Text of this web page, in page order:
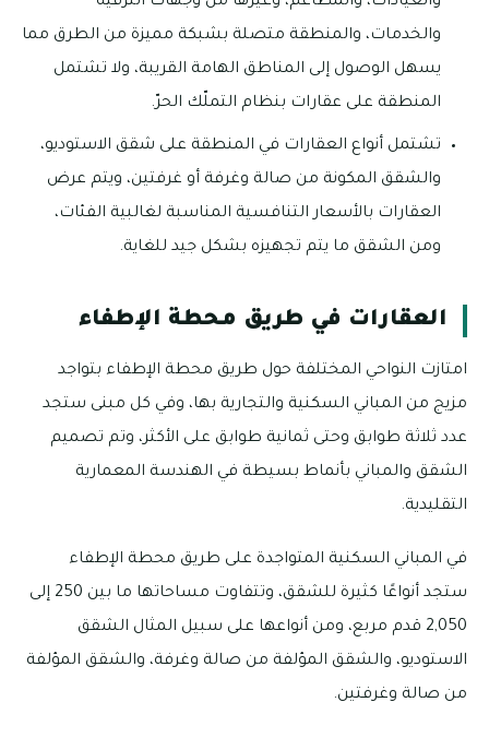
والخدمات، والمنطقة متصلة بشبكة مميزة من الطرق مما
يسهل الوصول إلى المناطق الهامة القريبة، ولا تشتمل
المنطقة على عقارات بنظام التملّك الحرّ.
تشتمل أنواع العقارات في المنطقة على شقق الاستوديو،
والشقق المكونة من صالة وغرفة أو غرفتين، ويتم عرض
العقارات بالأسعار التنافسية المناسبة لغالبية الفئات،
ومن الشقق ما يتم تجهيزه بشكل جيد للغاية.
العقارات في طريق محطة الإطفاء
امتازت النواحي المختلفة حول طريق محطة الإطفاء بتواجد
مزيج من المباني السكنية والتجارية بها، وفي كل مبنى ستجد
عدد ثلاثة طوابق وحتى ثمانية طوابق على الأكثر، وتم تصميم
الشقق والمباني بأنماط بسيطة في الهندسة المعمارية
التقليدية.
في المباني السكنية المتواجدة على طريق محطة الإطفاء
ستجد أنواعًا كثيرة للشقق، وتتفاوت مساحاتها ما بين 250 إلى
2,050 قدم مربع، ومن أنواعها على سبيل المثال الشقق
الاستوديو، والشقق المؤلفة من صالة وغرفة، والشقق المؤلفة
من صالة وغرفتين.